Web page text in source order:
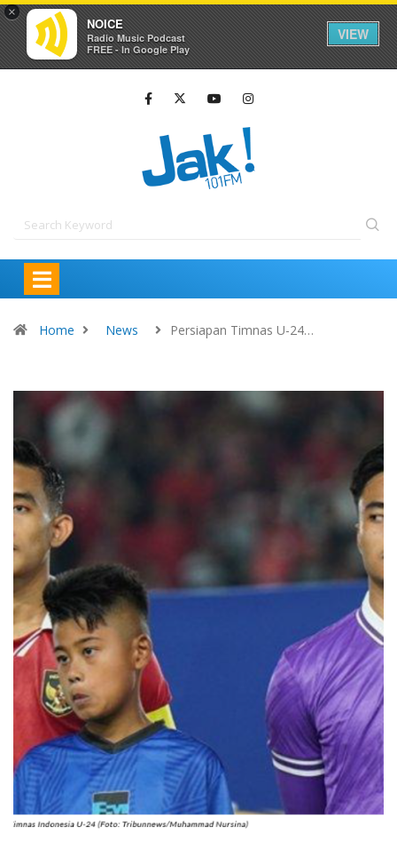
×
NOICE
Radio Music Podcast
FREE - In Google Play
VIEW
Home News Persiapan Timnas U-24…